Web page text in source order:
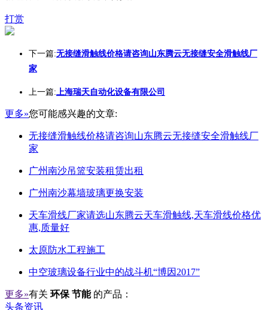
打赏
下一篇:无接缝滑触线价格请咨询山东腾云无接缝安全滑触线厂
家
上一篇:上海瑞天自动化设备有限公司
更多»您可能感兴趣的文章:
无接缝滑触线价格请咨询山东腾云无接缝安全滑触线厂
家
广州南沙吊篮安装租赁出租
广州南沙幕墙玻璃更换安装
天车滑线厂家请选山东腾云天车滑触线,天车滑线价格优
惠,质量好
太原防水工程施工
中空玻璃设备行业中的战斗机“博因2017”
更多»有关 环保 节能 的产品：
头条资讯